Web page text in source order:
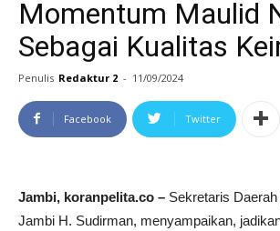
Momentum Maulid
Sebagai Kualitas
Penulis Redaktur 2 - 11/09/2024
Facebook Twitter
Jambi, koranpelita.co – Sekretaris
Jambi H. Sudirman, menyampaikan,